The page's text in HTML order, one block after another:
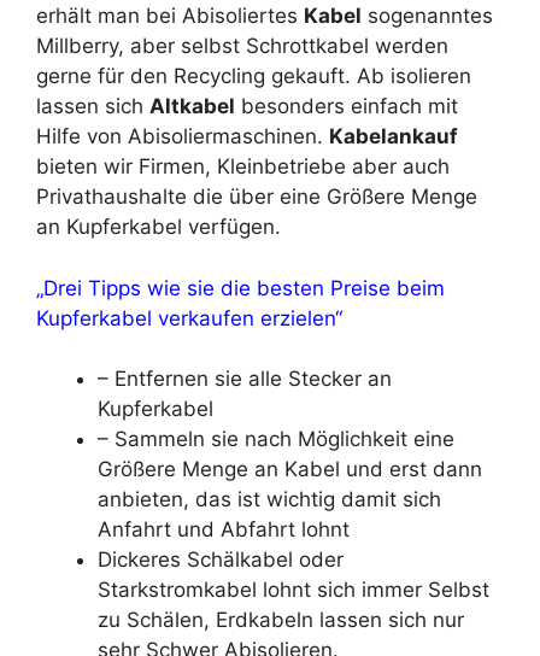
erhält man bei Abisoliertes Kabel sogenanntes
Millberry, aber selbst Schrottkabel werden
gerne für den Recycling gekauft. Ab isolieren
lassen sich Altkabel besonders einfach mit
Hilfe von Abisoliermaschinen. Kabelankauf
bieten wir Firmen, Kleinbetriebe aber auch
Privathaushalte die über eine Größere Menge
an Kupferkabel verfügen.
„Drei Tipps wie sie die besten Preise beim
Kupferkabel verkaufen erzielen“
– Entfernen sie alle Stecker an
Kupferkabel
– Sammeln sie nach Möglichkeit eine
Größere Menge an Kabel und erst dann
anbieten, das ist wichtig damit sich
Anfahrt und Abfahrt lohnt
Dickeres Schälkabel oder
Starkstromkabel lohnt sich immer Selbst
zu Schälen, Erdkabeln lassen sich nur
sehr Schwer Abisolieren.